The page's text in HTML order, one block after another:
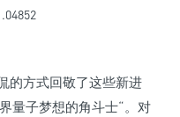
的方式回敬了这些新进
量子梦想的角斗士“。对